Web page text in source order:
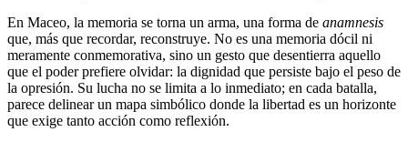
En Maceo, la memoria se torna un arma, una forma de anamnesis
que, más que recordar, reconstruye. No es una memoria dócil ni
meramente conmemorativa, sino un gesto que desentierra aquello
que el poder prefiere olvidar: la dignidad que persiste bajo el peso de
la opresión. Su lucha no se limita a lo inmediato; en cada batalla,
parece delinear un mapa simbólico donde la libertad es un horizonte
que exige tanto acción como reflexión.